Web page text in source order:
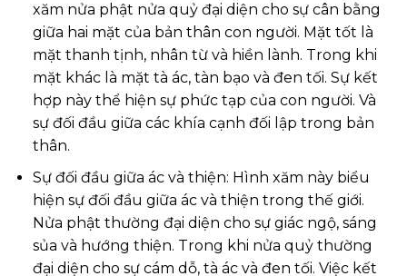
xăm nửa phật nửa quỷ đại diện cho sự cân bằng
giữa hai mặt của bản thân con người. Mặt tốt là
mặt thanh tịnh, nhân từ và hiền lành. Trong khi
mặt khác là mặt tà ác, tàn bạo và đen tối. Sự kết
hợp này thể hiện sự phức tạp của con người. Và
sự đối đầu giữa các khía cạnh đối lập trong bản
thân.
Sự đối đầu giữa ác và thiện: Hình xăm này biểu
hiện sự đối đầu giữa ác và thiện trong thế giới.
Nửa phật thường đại diện cho sự giác ngộ, sáng
sủa và hướng thiện. Trong khi nửa quỷ thường
đại diện cho sự cám dỗ, tà ác và đen tối. Việc kết